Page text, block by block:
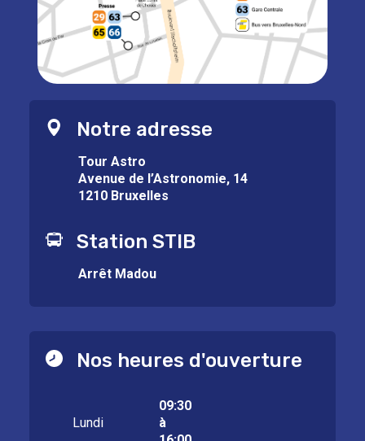
Notre adresse
Tour Astro
Avenue de l’Astronomie, 14
1210 Bruxelles
Station STIB
Arrêt Madou
Nos heures d'ouverture
Lundi
09:30
à